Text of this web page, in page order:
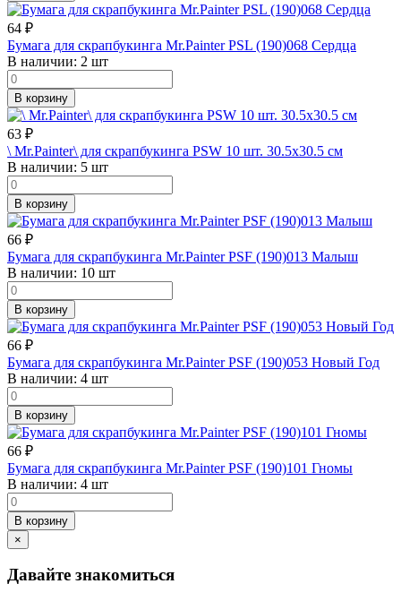
64 ₽
Бумага для скрапбукинга Mr.Painter PSL (190)068 Сердца
В наличии: 2 шт
В корзину
63 ₽
\ Mr.Painter\ для скрапбукинга PSW 10 шт. 30.5х30.5 см
В наличии: 5 шт
В корзину
66 ₽
Бумага для скрапбукинга Mr.Painter PSF (190)013 Малыш
В наличии: 10 шт
В корзину
66 ₽
Бумага для скрапбукинга Mr.Painter PSF (190)053 Новый Год
В наличии: 4 шт
В корзину
66 ₽
Бумага для скрапбукинга Mr.Painter PSF (190)101 Гномы
В наличии: 4 шт
В корзину
×
Давайте знакомиться